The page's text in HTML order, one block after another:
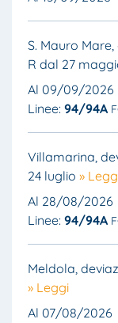
S. Mauro
R dal 27
Al 09/09/2026
Linee: 94/94A
Villamarina,
24 luglio »
Al 28/08/2026
Linee: 94/94A
Meldola,
» Leggi
Al 07/08/2026